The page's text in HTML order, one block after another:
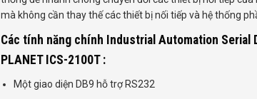
mà không cần thay thế các thiết bị nối tiếp và hệ thống
Các tính năng chính Industrial Automation Serial
PLANET ICS-2100T :
Một giao diện DB9 hỗ trợ RS232